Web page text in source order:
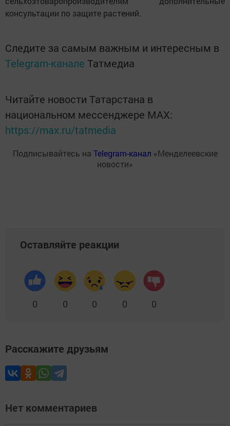
консультации по защите растений.
Следите за самым важным и интересным в
Telegram-канале Татмедиа
Читайте новости Татарстана в
национальном мессенджере MАХ:
https://max.ru/tatmedia
Подписывайтесь на Telegram-канал «Менделеевские
новости»
Оставляйте реакции
0 0 0 0 0
Расскажите друзьям
Нет комментариев